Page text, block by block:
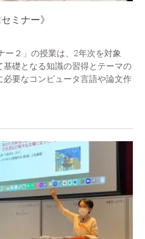
ミナー》
ー２」の授業は、2年次を対象
礎となる知識の習得とテーマの
要なコンピュータ言語や論文作